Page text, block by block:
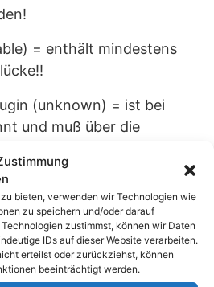
= enthält mindestens
(unknown) = ist bei
und muß über die
Sie auf die
bieten, verwenden wir Technologien wie
zu speichern und/oder darauf
zustimmst, können wir Daten
IDs auf dieser Website verarbeiten.
erteilst oder zurückziehst, können
beeinträchtigt werden.